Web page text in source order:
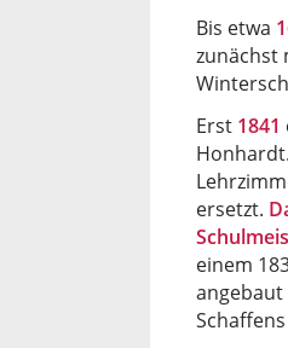
Bis etwa
zunächst
Erst 1841
ersetzt.
einem
angebaut